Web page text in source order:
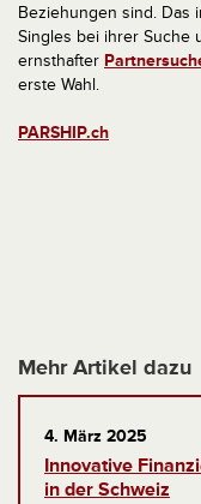
Beziehungen sind. Das
Singles bei ihrer Suche
ernsthafter
erste Wahl.
PARSHIP.ch
Mehr Artikel dazu
4. März 2025
Innovative
in der Schweiz